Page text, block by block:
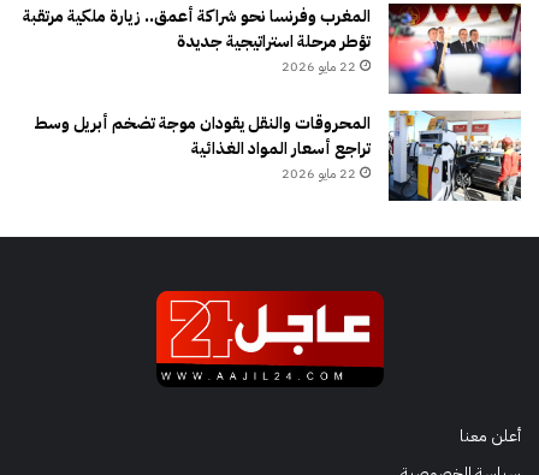
المغرب وفرنسا نحو شراكة أعمق.. زيارة ملكية مرتقبة
تؤطر مرحلة استراتيجية جديدة
22 مايو 2026
المحروقات والنقل يقودان موجة تضخم أبريل وسط
تراجع أسعار المواد الغذائية
22 مايو 2026
أعلن معنا